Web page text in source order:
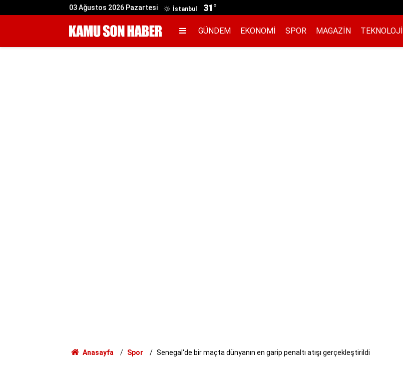
03 Ağustos 2026 Pazartesi İstanbul 31°
GÜNDEM EKONOMI SPOR MAGAZIN TEKNOLOJI
Anasayfa Spor Senegal'de bir maçta dünyanın en garip penaltı atışı gerçekleştirildi